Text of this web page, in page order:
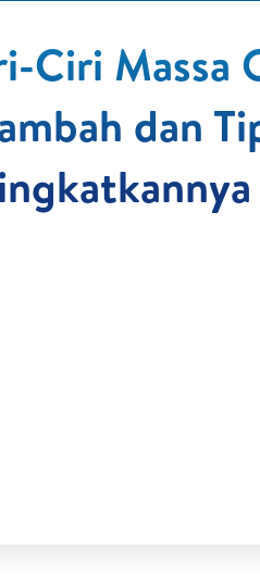
Ciri Massa
dan